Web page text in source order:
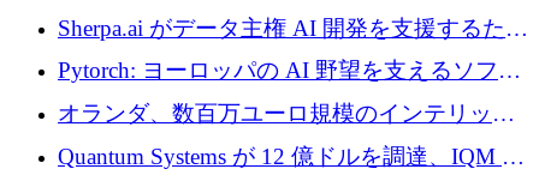
けて450万ユーロのプレシードラウンドを終了
Sherpa.ai がデータ主権 AI 開発を支援するため
に 1,800 万ドルを調達
Pytorch: ヨーロッパの AI 野望を支えるソフト
ウェア層
オランダ、数百万ユーロ規模のインテリック
との提携で軍用ドローンにソフトウェアファ
ースト戦略を採用
Quantum Systems が 12 億ドルを調達、IQM が